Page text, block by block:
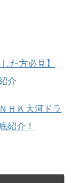
た方必見】
介
ＨＫ大河ドラ
紹介！